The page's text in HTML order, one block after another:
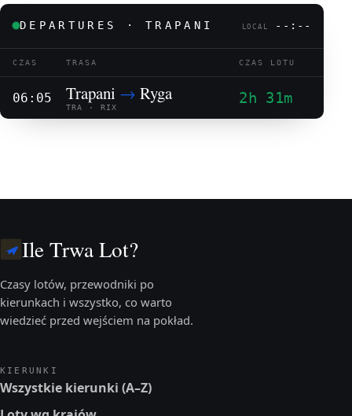
DEPARTURES · TRAPANI LOCAL --:--
CZAS TRASA CZAS LOTU
06:05 Trapani → Ryga
TRA · RIX
2h 31m
Ile Trwa Lot?
Czasy lotów, przewodniki po
kierunkach i wszystko, co warto
wiedzieć przed wejściem na pokład.
KIERUNKI
Wszystkie kierunki (A–Z)